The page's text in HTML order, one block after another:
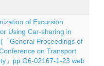
of Excursion
Using Car-sharing in
「General Proceedings of
on Transport
」pp.G6-02167-1-23 web